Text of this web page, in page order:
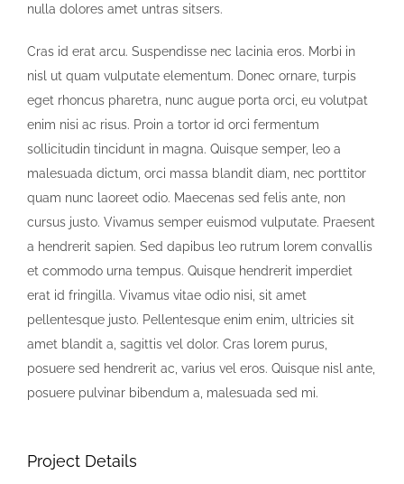
nulla dolores amet untras sitsers.
Cras id erat arcu. Suspendisse nec lacinia eros. Morbi in
nisl ut quam vulputate elementum. Donec ornare, turpis
eget rhoncus pharetra, nunc augue porta orci, eu volutpat
enim nisi ac risus. Proin a tortor id orci fermentum
sollicitudin tincidunt in magna. Quisque semper, leo a
malesuada dictum, orci massa blandit diam, nec porttitor
quam nunc laoreet odio. Maecenas sed felis ante, non
cursus justo. Vivamus semper euismod vulputate. Praesent
a hendrerit sapien. Sed dapibus leo rutrum lorem convallis
et commodo urna tempus. Quisque hendrerit imperdiet
erat id fringilla. Vivamus vitae odio nisi, sit amet
pellentesque justo. Pellentesque enim enim, ultricies sit
amet blandit a, sagittis vel dolor. Cras lorem purus,
posuere sed hendrerit ac, varius vel eros. Quisque nisl ante,
posuere pulvinar bibendum a, malesuada sed mi.
Project Details